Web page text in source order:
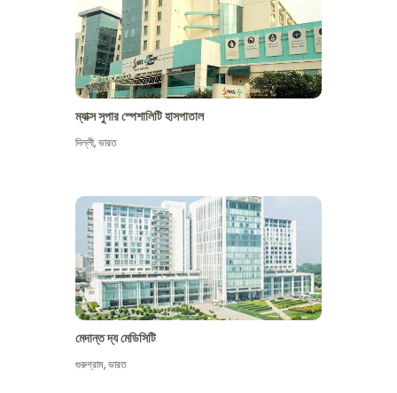
ম্যাক্স সুপার স্পেশালিটি হাসপাতাল
দিল্লী,ভারত
মেদান্ত দ্য মেডিসিটি
গুরুগ্রাম,ভারত